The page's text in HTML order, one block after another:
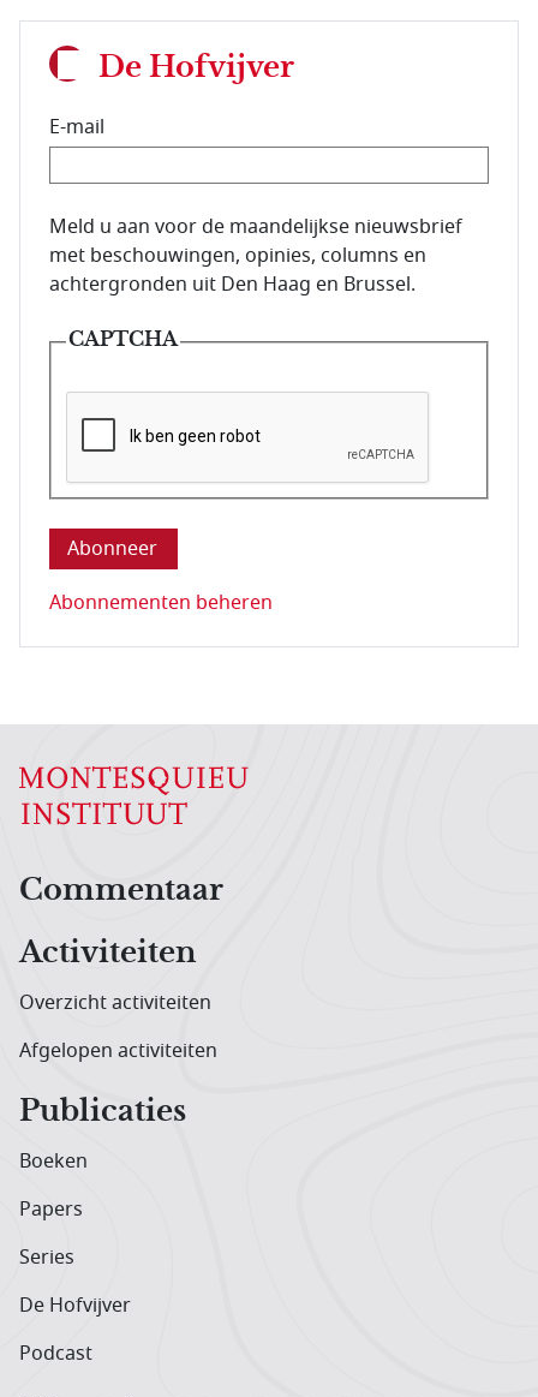
De Hofvijver
E-mail
E-mailadres van de abonnee.
Meld u aan voor de maandelijkse nieuwsbrief
met beschouwingen, opinies, columns en
achtergronden uit Den Haag en Brussel.
CAPTCHA
Deze vraag is om te controleren dat u een mens
Abonnementen beheren
Hoofdnavigatiemenu
Commentaar
Activiteiten
Overzicht activiteiten
Afgelopen activiteiten
Publicaties
Boeken
Papers
Series
De Hofvijver
Podcast